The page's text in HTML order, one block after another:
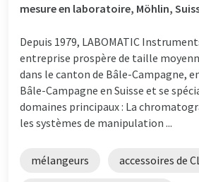
mesure en laboratoire, Möhlin,
Depuis 1979, LABOMATIC
entreprise prospère de taille
dans le canton de Bâle-Campagne,
Bâle-Campagne en Suisse et se
domaines principaux : La
les systèmes de manipulation ...
mélangeurs accessoires de